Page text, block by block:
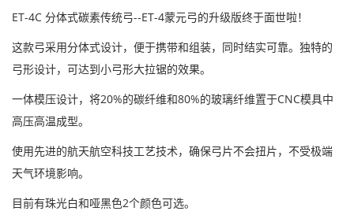
ET-4C 分体式碳素传统弓--ET-4蒙元弓的升级版终于面世啦！
这款弓采用分体式设计，便于携带和组装，同时结实可靠。独特的
弓形设计，可达到小弓形大拉锯的效果。
一体模压设计，将20%的碳纤维和80%的玻璃纤维置于CNC模具中
高压高温成型。
使用先进的航天航空科技工艺技术，确保弓片不会扭片，不受极端
天气环境影响。
目前有珠光白和哑黑色2个颜色可选。